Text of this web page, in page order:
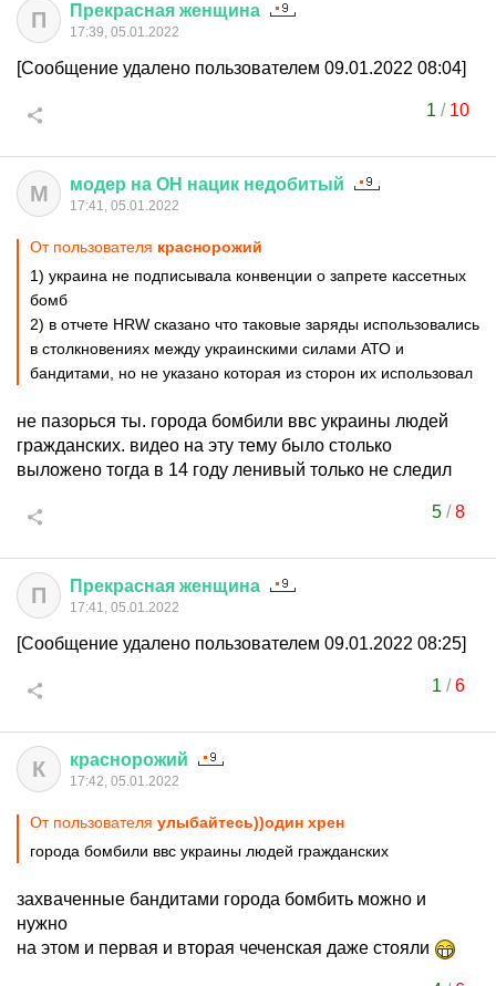
П Прекрасная женщина
17:39, 05.01.2022
[Сообщение удалено пользователем 09.01.2022 08:04]
1 / 10
М модер на ОН нацик недобитый
17:41, 05.01.2022
От пользователя краснорожий
1) украина не подписывала конвенции о запрете кассетных
бомб
2) в отчете HRW сказано что таковые заряды использовались
в столкновениях между украинскими силами АТО и
бандитами, но не указано которая из сторон их использовал
не пазорься ты. города бомбили ввс украины людей
гражданских. видео на эту тему было столько
выложено тогда в 14 году ленивый только не следил
5/8
П Прекрасная женщина
17:41, 05.01.2022
[Сообщение удалено пользователем 09.01.2022 08:25]
1 /6
К краснорожий
17:42, 05.01.2022
От пользователя улыбайтесь))один хрен
города бомбили ввс украины людей гражданских
захваченные бандитами города бомбить можно и
нужно
на этом и первая и вторая чеченская даже стояли